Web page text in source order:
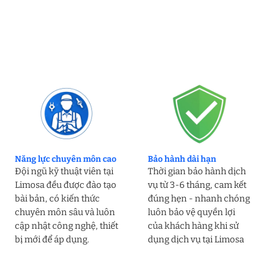
Năng lực chuyên môn cao
Đội ngũ kỹ thuật viên tại
Limosa đều được đào tạo
bài bản, có kiến thức
chuyên môn sâu và luôn
cập nhật công nghệ, thiết
bị mới để áp dụng.
Bảo hành dài hạn
Thời gian bảo hành dịch
vụ từ 3-6 tháng, cam kết
đúng hẹn - nhanh chóng
luôn bảo vệ quyền lợi
của khách hàng khi sử
dụng dịch vụ tại Limosa